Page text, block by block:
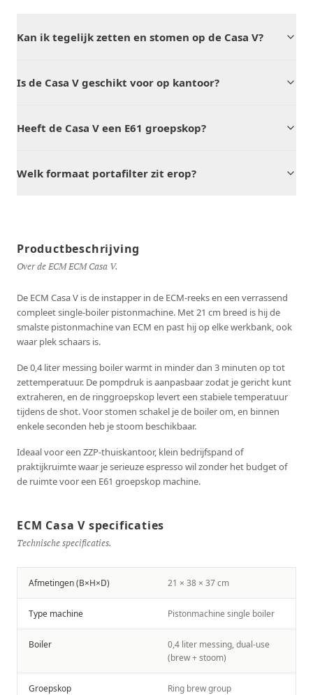
Kan ik tegelijk zetten en stomen op de Casa V?
Is de Casa V geschikt voor op kantoor?
Heeft de Casa V een E61 groepskop?
Welk formaat portafilter zit erop?
Productbeschrijving
Over de ECM ECM Casa V.
De ECM Casa V is de instapper in de ECM-reeks en een verrassend
compleet single-boiler pistonmachine. Met 21 cm breed is hij de
smalste pistonmachine van ECM en past hij op elke werkbank, ook
waar plek schaars is.
De 0,4 liter messing boiler warmt in minder dan 3 minuten op tot
zettemperatuur. De pompdruk is aanpasbaar zodat je gericht kunt
extraheren, en de ringgroepskop levert een stabiele temperatuur
tijdens de shot. Voor stomen schakel je de boiler om, en binnen
enkele seconden heb je stoom beschikbaar.
Ideaal voor een ZZP-thuiskantoor, klein bedrijfspand of
praktijkruimte waar je serieuze espresso wil zonder het budget of
de ruimte voor een E61 groepskop machine.
ECM Casa V specificaties
Technische specificaties.
Afmetingen (B×H×D) 21 × 38 × 37 cm
Type machine Pistonmachine single boiler
Boiler
0,4 liter messing, dual-use
(brew + stoom)
Groepskop Ring brew group